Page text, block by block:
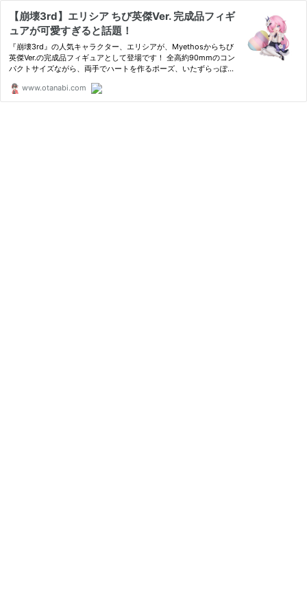
【崩壊3rd】エリシア ちび英傑Ver. 完成品フィギ
ュアが可愛すぎると話題！
『崩壊3rd』の人気キャラクター、エリシアが、Myethosからちび
英傑Ver.の完成品フィギュアとして登場です！ 全高約90mmのコン
パクトサイズながら、両手でハートを作るポーズ、いたずらっぽい
www.otanabi.com